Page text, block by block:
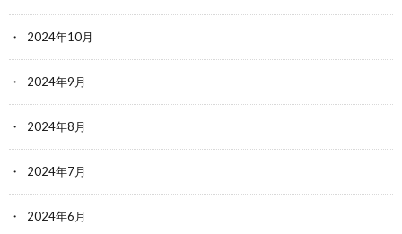
2024年10月
2024年9月
2024年8月
2024年7月
2024年6月